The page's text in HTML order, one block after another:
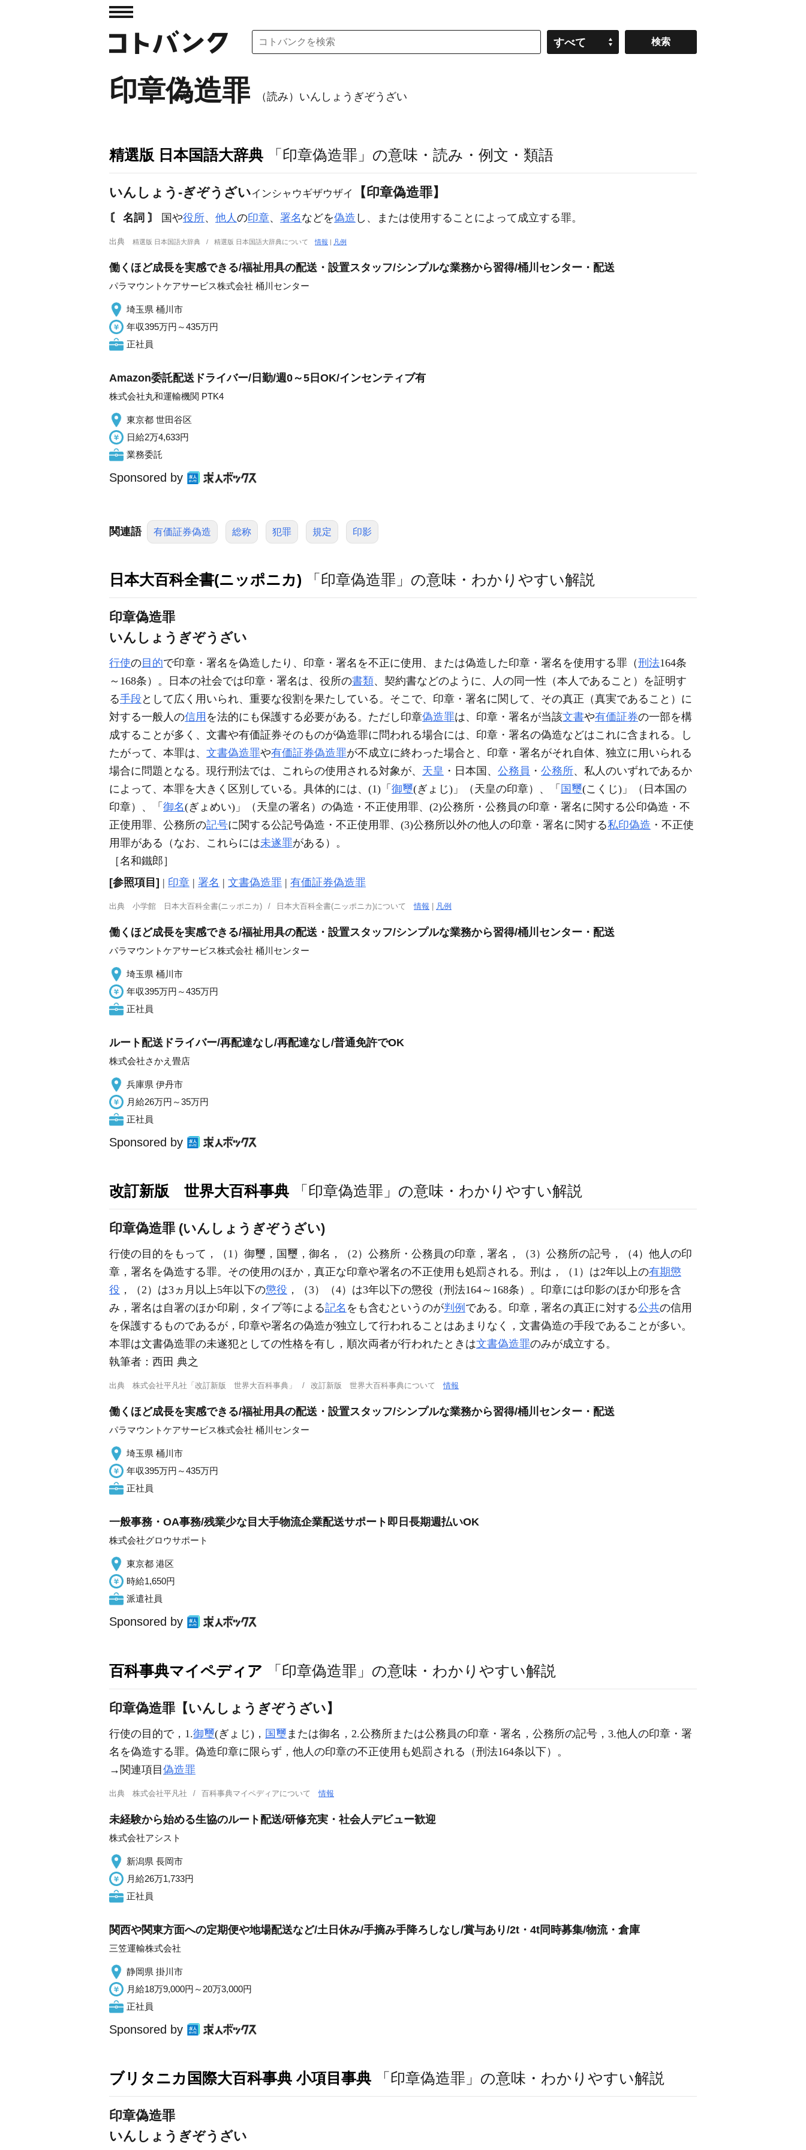
すべて
印章偽造罪 （読み）いんしょうぎぞうざい
精選版 日本国語大辞典 「印章偽造罪」の意味・読み・例文・類語
いんしょう‐ぎぞうざいインシャウギザウザイ 【印章偽造罪】
〘 名詞 〙 国や役所、 他人の印章、 署名 などを偽造 し、または使用することによって成立する罪。
出典 精選版 日本国語大辞典 精選版 日本国語大辞典について情報 | 凡例
働くほど成長を実感できる/福祉用具の配送・設置スタッフ/シンプルな業務から習得/桶川センター・配送
パラマウントケアサービス株式会社 桶川センター
埼玉県 桶川市
年収395万円～435万円
正社員
Amazon委託配送ドライバー/日勤/週0～5日OK/インセンティブ有
株式会社丸和運輸機関 PTK4
東京都 世田谷区
日給2万4,633円
業務委託
Sponsored by
関連語 有価証券偽造 総称 犯罪 規定 印影
日本大百科全書(ニッポニカ) 「印章偽造罪」の意味・わかりやすい解説
印章偽造罪
いんしょうぎぞうざい
行使の目的で印章・署名を偽造したり、印章・署名を不正に使用、または偽造した印章・署名を使用する罪（刑法164条
～168条）。日本の社会では印章・署名は、役所の書類、契約書などのように、人の同一性（本人であること）を証明す
る手段として広く用いられ、重要な役割を果たしている。そこで、印章・署名に関して、その真正（真実であること）に
対する一般人の信用 を法的にも保護する必要がある。ただし印章偽造罪は、印章・署名が当該文書や有価証券の一部を構
成することが多く、文書や有価証券そのものが偽造罪に問われる場合には、印章・署名の偽造などはこれに含まれる。し
たがって、本罪は、 文書偽造罪や有価証券偽造罪が不成立に終わった場合と、印章・署名がそれ自体、独立に用いられる
場合に問題となる。現行刑法では、これらの使用される対象が、 天皇 ・日本国、 公務員 ・ 公務所、私人のいずれであるか
によって、本罪を大きく区別している。具体的には、(1)「 御璽(ぎょじ)」（天皇の印章）、「 国璽(こくじ)」（日本国の
印章）、「 御名(ぎょめい)」（天皇の署名）の偽造・不正使用罪、(2)公務所・公務員の印章・署名に関する公印偽造・不
正使用罪、公務所の記号に関する公記号偽造・不正使用罪、(3)公務所以外の他人の印章・署名に関する私印偽造 ・不正使
用罪がある（なお、これらには未遂罪がある）。
［名和鐵郎］
[参照項目] | 印章 | 署名 | 文書偽造罪 | 有価証券偽造罪
出典 小学館 日本大百科全書(ニッポニカ) 日本大百科全書(ニッポニカ)について情報 | 凡例
働くほど成長を実感できる/福祉用具の配送・設置スタッフ/シンプルな業務から習得/桶川センター・配送
パラマウントケアサービス株式会社 桶川センター
埼玉県 桶川市
年収395万円～435万円
正社員
ルート配送ドライバー/再配達なし/再配達なし/普通免許でOK
株式会社さかえ畳店
兵庫県 伊丹市
月給26万円～35万円
正社員
Sponsored by
改訂新版 世界大百科事典 「印章偽造罪」の意味・わかりやすい解説
印章偽造罪 (いんしょうぎぞうざい)
行使の目的をもって，（1）御璽，国璽，御名，（2）公務所・公務員の印章，署名，（3）公務所の記号，（4）他人の印
章，署名を偽造する罪。その使用のほか，真正な印章や署名の不正使用も処罰される。刑は，（1）は2年以上の有期懲
役 ，（2）は3ヵ月以上5年以下の懲役 ，（3）（4）は3年以下の懲役（刑法164～168条）。印章には印影のほか印形を含
み，署名は自署のほか印刷，タイプ等による記名 をも含むというのが判例 である。印章，署名の真正に対する公共の信用
を保護するものであるが，印章や署名の偽造が独立して行われることはあまりなく，文書偽造の手段であることが多い。
本罪は文書偽造罪の未遂犯としての性格を有し，順次両者が行われたときは文書偽造罪のみが成立する。
執筆者： 西田 典之
出典 株式会社平凡社「改訂新版 世界大百科事典」 改訂新版 世界大百科事典について情報
働くほど成長を実感できる/福祉用具の配送・設置スタッフ/シンプルな業務から習得/桶川センター・配送
パラマウントケアサービス株式会社 桶川センター
埼玉県 桶川市
年収395万円～435万円
正社員
一般事務・OA事務/残業少な目大手物流企業配送サポート即日長期週払いOK
株式会社グロウサポート
東京都 港区
時給1,650円
派遣社員
Sponsored by
百科事典マイペディア 「印章偽造罪」の意味・わかりやすい解説
印章偽造罪【いんしょうぎぞうざい】
行使の目的で，1.御璽(ぎょじ)， 国璽 または御名，2.公務所または公務員の印章・署名，公務所の記号，3.他人の印章・署
名を偽造する罪。偽造印章に限らず，他人の印章の不正使用も処罰される（刑法164条以下）。
→関連項目偽造罪
出典 株式会社平凡社 百科事典マイペディアについて情報
未経験から始める生協のルート配送/研修充実・社会人デビュー歓迎
株式会社アシスト
新潟県 長岡市
月給26万1,733円
正社員
関西や関東方面への定期便や地場配送など/土日休み/手摘み手降ろしなし/賞与あり/2t・4t同時募集/物流・倉庫
三笠運輸株式会社
静岡県 掛川市
月給18万9,000円～20万3,000円
正社員
Sponsored by
ブリタニカ国際大百科事典 小項目事典 「印章偽造罪」の意味・わかりやすい解説
印章偽造罪
いんしょうぎぞうざい